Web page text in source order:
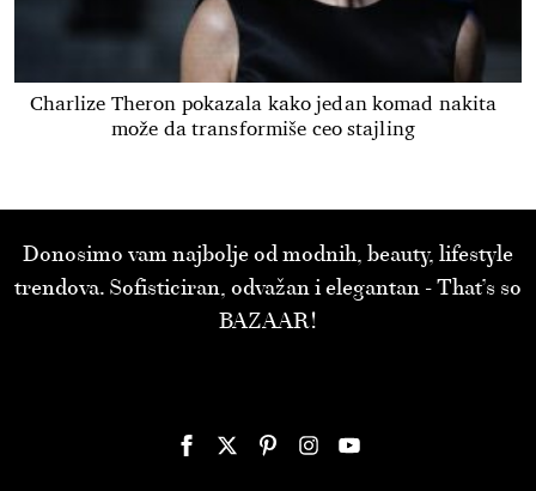
Charlize Theron pokazala kako jedan komad nakita
može da transformiše ceo stajling
Donosimo vam najbolje od modnih, beauty, lifestyle
trendova. Sofisticiran, odvažan i elegantan - That’s so
BAZAAR!